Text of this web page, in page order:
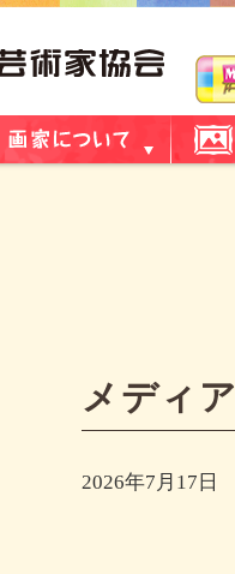
メディ
2026年7月17日